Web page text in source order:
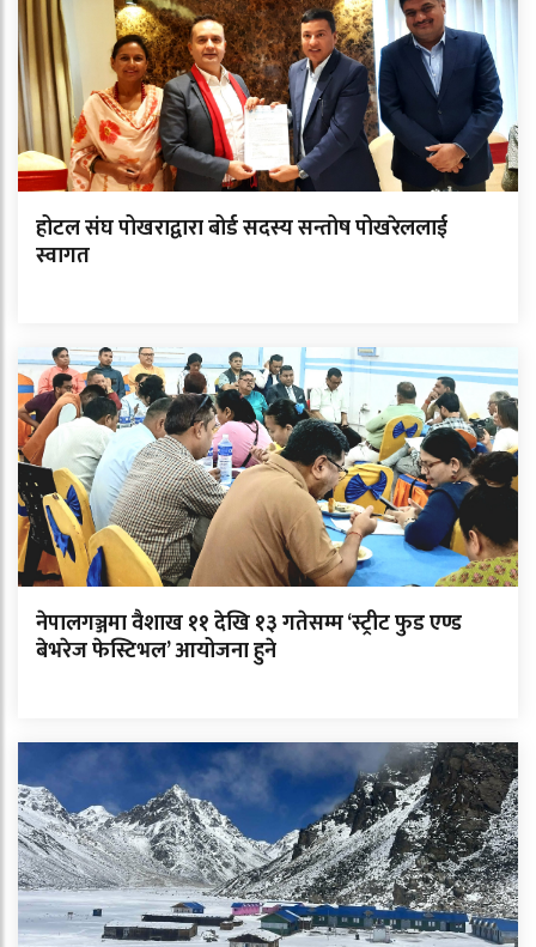
होटल संघ पोखराद्वारा बोर्ड सदस्य सन्तोष पोखरेललाई
स्वागत
नेपालगञ्जमा वैशाख ११ देखि १३ गतेसम्म ‘स्ट्रीट फुड एण्ड
बेभरेज फेस्टिभल’ आयोजना हुने